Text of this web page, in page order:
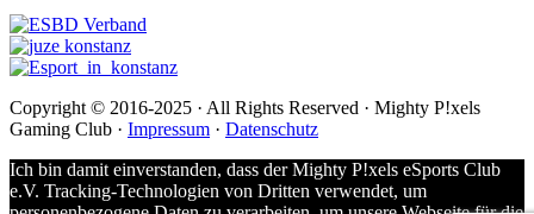
Copyright © 2016-2025 · All Rights Reserved · Mighty P!xels
Gaming Club · Impressum · Datenschutz
Ich bin damit einverstanden, dass der Mighty P!xels eSports Club
e.V. Tracking-Technologien von Dritten verwendet, um